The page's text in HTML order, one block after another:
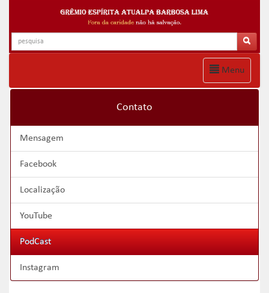
Menu
Contato
Mensagem
Facebook
Localização
YouTube
PodCast
Instagram